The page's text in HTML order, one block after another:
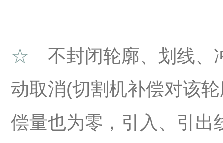
☆ 不封闭轮廓、划线、
动取消(切割机补偿对该
偿量也为零，引入、引出